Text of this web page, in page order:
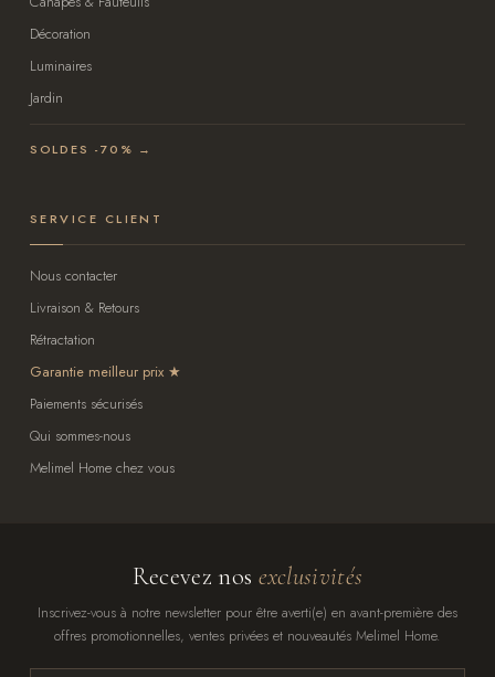
Décoration
Luminaires
Jardin
SOLDES -70% →
SERVICE CLIENT
Nous contacter
Livraison & Retours
Rétractation
Garantie meilleur prix
Paiements sécurisés
Qui sommes-nous
Melimel Home chez vous
Recevez nos exclusivités
Inscrivez-vous à notre newsletter pour être averti(e) en avant-première des
offres promotionnelles, ventes privées et nouveautés Melimel Home.